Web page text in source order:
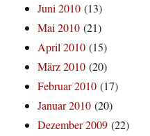
Juni 2010 (13)
Mai 2010 (21)
April 2010 (15)
März 2010 (20)
Februar 2010 (17)
Januar 2010 (20)
Dezember 2009 (22)